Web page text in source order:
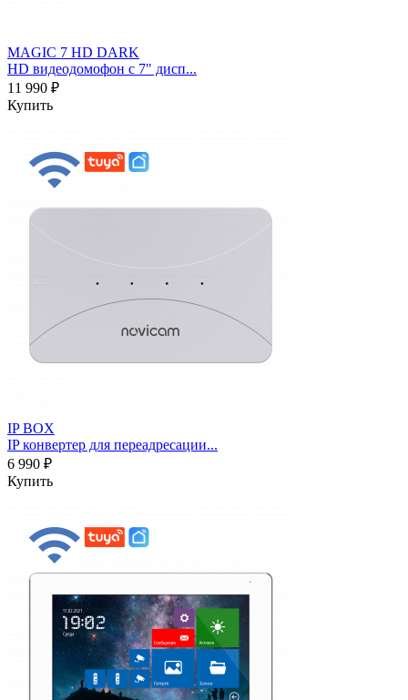
MAGIC 7 HD DARK
HD видеодомофон с 7" дисп...
11 990 ₽
Купить
IP BOX
IP конвертер для переадресации...
6 990 ₽
Купить